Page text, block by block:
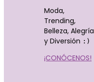
Moda,
Trending,
Belleza, Alegría
y Diversión :)
¡CONÓCENOS!